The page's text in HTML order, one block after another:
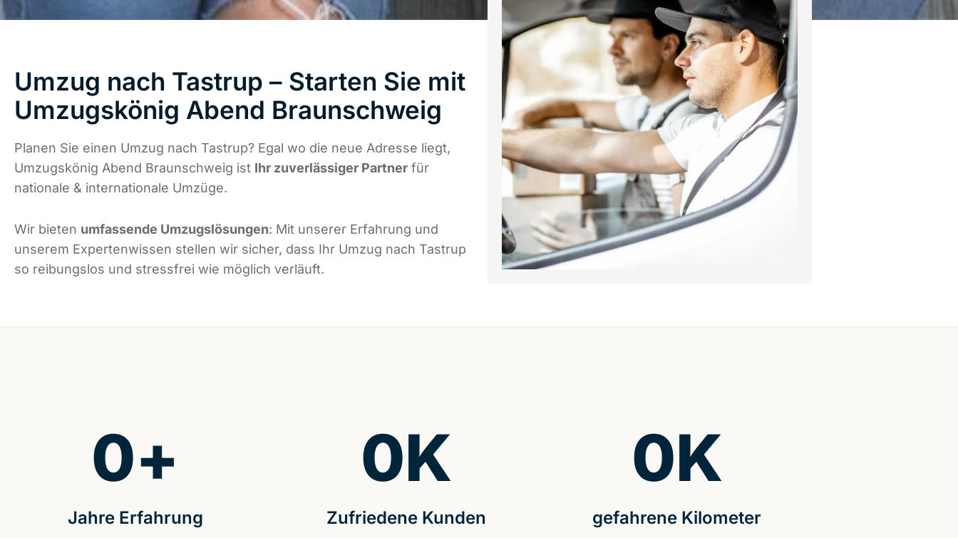
Umzug nach Tastrup – Starten Sie mit
Umzugskönig Abend Braunschweig
Planen Sie einen Umzug nach Tastrup? Egal wo die neue Adresse liegt,
Umzugskönig Abend Braunschweig ist Ihr zuverlässiger Partner für
nationale & internationale Umzüge.
Wir bieten umfassende Umzugslösungen: Mit unserer Erfahrung und
unserem Expertenwissen stellen wir sicher, dass Ihr Umzug nach Tastrup
so reibungslos und stressfrei wie möglich verläuft.
Jahre Erfahrung
0+
Zufriedene Kunden
0K
gefahrene Kilometer
0K